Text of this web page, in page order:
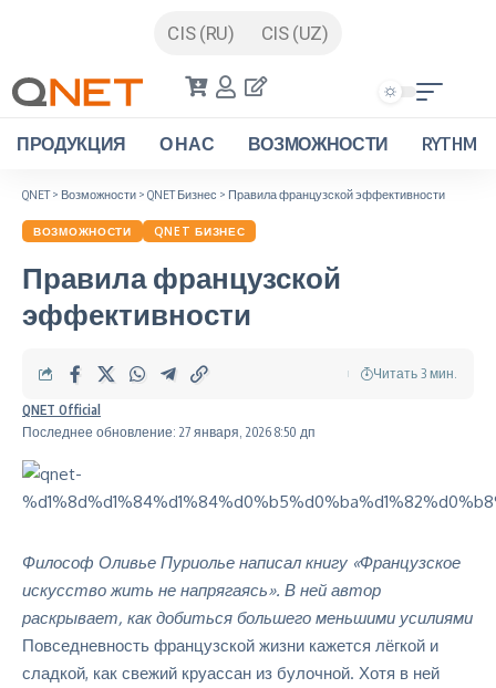
CIS (RU) CIS (UZ)
ПРОДУКЦИЯ О НАС ВОЗМОЖНОСТИ RYTHM
QNET> Возможности > QNET Бизнес > Правила французской эффективности
ВОЗМОЖНОСТИ QNET БИЗНЕС
Правила французской
эффективности
Последнее обновление: 27 января, 2026 8:50 дп
QNET Official
Читать 3 мин.
Философ Оливье Пуриолье написал книгу «Французское
искусство жить не напрягаясь». В ней автор
раскрывает, как добиться большего меньшими усилиями
Повседневность французской жизни кажется лёгкой и
сладкой, как свежий круассан из булочной. Хотя в ней